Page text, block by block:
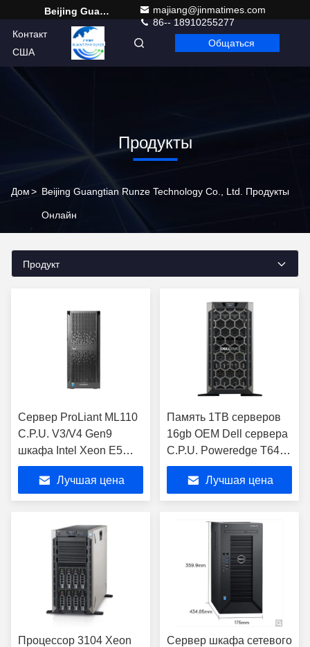
Beijing Guangtian Runze Technology Co., Ltd.
majiang@jinmatimes.com
86-- 18910255277
Контакт
США
Russian Общаться
Продукты
Дом> Beijing Guangtian Runze Technology Co., Ltd. Продукты
Онлайн
Продукт
Сервер ProLiant ML110
C.P.U. V3/V4 Gen9
шкафа Intel Xeon E5
2600 HPE
Лучшая цена
Память 1TB серверов
16gb OEM Dell сервера
C.P.U. Poweredge T640
Intel Xeon 3204
Лучшая цена
Процессор 3104 Xeon
Сервер шкафа сетевого